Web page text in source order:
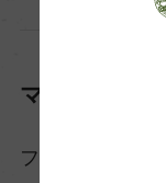
マールボロ
フランスでは